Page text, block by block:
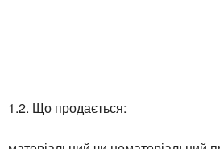
1.2. Що продається: